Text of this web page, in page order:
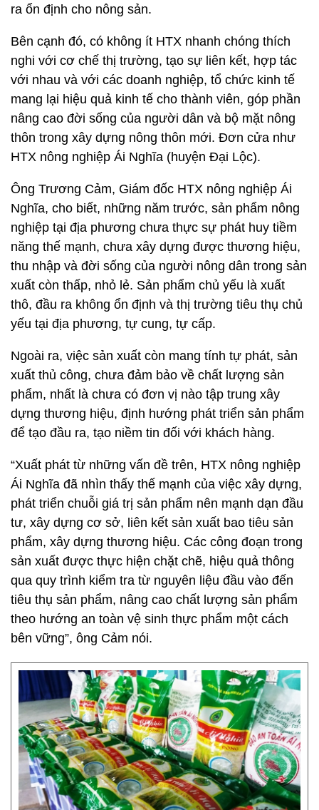
ra ổn định cho nông sản.
Bên cạnh đó, có không ít HTX nhanh chóng thích
nghi với cơ chế thị trường, tạo sự liên kết, hợp tác
với nhau và với các doanh nghiệp, tổ chức kinh tế
mang lại hiệu quả kinh tế cho thành viên, góp phần
nâng cao đời sống của người dân và bộ mặt nông
thôn trong xây dựng nông thôn mới. Đơn cửa như
HTX nông nghiệp Ái Nghĩa (huyện Đại Lộc).
Ông Trương Cảm, Giám đốc HTX nông nghiệp Ái
Nghĩa, cho biết, những năm trước, sản phẩm nông
nghiệp tại địa phương chưa thực sự phát huy tiềm
năng thế mạnh, chưa xây dựng được thương hiệu,
thu nhập và đời sống của người nông dân trong sản
xuất còn thấp, nhỏ lẻ. Sản phẩm chủ yếu là xuất
thô, đầu ra không ổn định và thị trường tiêu thụ chủ
yếu tại địa phương, tự cung, tự cấp.
Ngoài ra, việc sản xuất còn mang tính tự phát, sản
xuất thủ công, chưa đảm bảo về chất lượng sản
phẩm, nhất là chưa có đơn vị nào tập trung xây
dựng thương hiệu, định hướng phát triển sản phẩm
để tạo đầu ra, tạo niềm tin đối với khách hàng.
“Xuất phát từ những vấn đề trên, HTX nông nghiệp
Ái Nghĩa đã nhìn thấy thế mạnh của việc xây dựng,
phát triển chuỗi giá trị sản phẩm nên mạnh dạn đầu
tư, xây dựng cơ sở, liên kết sản xuất bao tiêu sản
phẩm, xây dựng thương hiệu. Các công đoạn trong
sản xuất được thực hiện chặt chẽ, hiệu quả thông
qua quy trình kiểm tra từ nguyên liệu đầu vào đến
tiêu thụ sản phẩm, nâng cao chất lượng sản phẩm
theo hướng an toàn vệ sinh thực phẩm một cách
bên vững”, ông Cảm nói.